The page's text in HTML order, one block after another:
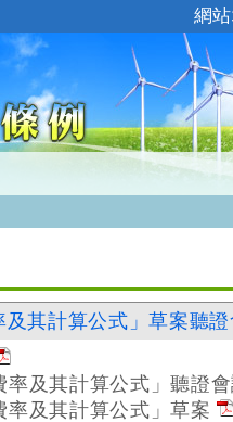
:::
網
其計算公式」草案聽證
及其計算公式」聽證
及其計算公式」草案